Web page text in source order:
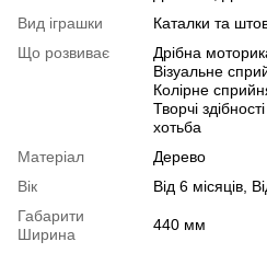
Вид іграшки
Каталки та
Що розвиває
Дрібна
Візуальне
Колірне
Творчі
хотьба
Матеріал
Дерево
Вік
Від 6 місяців,
Габарити
Ширина
440 мм